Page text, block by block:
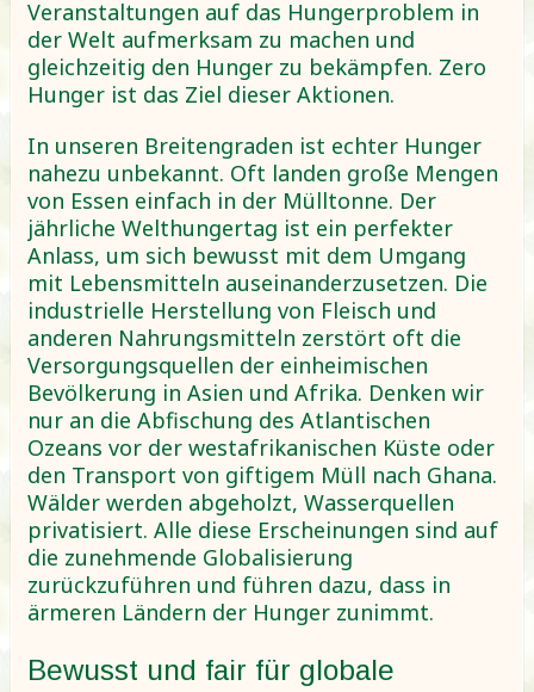
Veranstaltungen auf das Hungerproblem in
der Welt aufmerksam zu machen und
gleichzeitig den Hunger zu bekämpfen. Zero
Hunger ist das Ziel dieser Aktionen.
In unseren Breitengraden ist echter Hunger
nahezu unbekannt. Oft landen große Mengen
von Essen einfach in der Mülltonne. Der
jährliche Welthungertag ist ein perfekter
Anlass, um sich bewusst mit dem Umgang
mit Lebensmitteln auseinanderzusetzen. Die
industrielle Herstellung von Fleisch und
anderen Nahrungsmitteln zerstört oft die
Versorgungsquellen der einheimischen
Bevölkerung in Asien und Afrika. Denken wir
nur an die Abfischung des Atlantischen
Ozeans vor der westafrikanischen Küste oder
den Transport von giftigem Müll nach Ghana.
Wälder werden abgeholzt, Wasserquellen
privatisiert. Alle diese Erscheinungen sind auf
die zunehmende Globalisierung
zurückzuführen und führen dazu, dass in
ärmeren Ländern der Hunger zunimmt.
Bewusst und fair für globale